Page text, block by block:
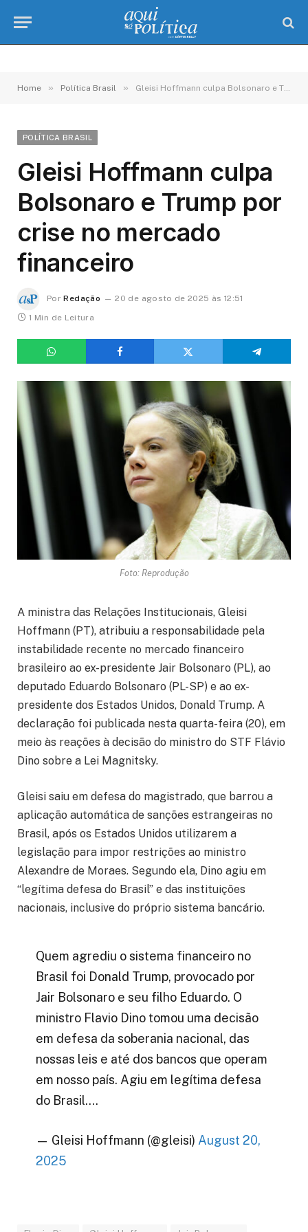
Home » Política Brasil » Gleisi Hoffmann culpa Bolsonaro e Trump por crise no mercado financeiro
POLÍTICA BRASIL
Gleisi Hoffmann culpa
Bolsonaro e Trump por
crise no mercado
financeiro
Por Redação
20 de agosto de 2025 às 12:51
1 Min de Leitura
Foto: Reprodução
A ministra das Relações Institucionais, Gleisi
Hoffmann (PT), atribuiu a responsabilidade pela
instabilidade recente no mercado financeiro
brasileiro ao ex-presidente Jair Bolsonaro (PL), ao
deputado Eduardo Bolsonaro (PL-SP) e ao ex-
presidente dos Estados Unidos, Donald Trump. A
declaração foi publicada nesta quarta-feira (20), em
meio às reações à decisão do ministro do STF Flávio
Dino sobre a Lei Magnitsky.
Gleisi saiu em defesa do magistrado, que barrou a
aplicação automática de sanções estrangeiras no
Brasil, após os Estados Unidos utilizarem a
legislação para impor restrições ao ministro
Alexandre de Moraes. Segundo ela, Dino agiu em
“legítima defesa do Brasil” e das instituições
nacionais, inclusive do próprio sistema bancário.
Quem agrediu o sistema financeiro no
Brasil foi Donald Trump, provocado por
Jair Bolsonaro e seu filho Eduardo. O
ministro Flavio Dino tomou uma decisão
em defesa da soberania nacional, das
nossas leis e até dos bancos que operam
em nosso país. Agiu em legítima defesa
do Brasil.…
— Gleisi Hoffmann (@gleisi) August 20,
2025